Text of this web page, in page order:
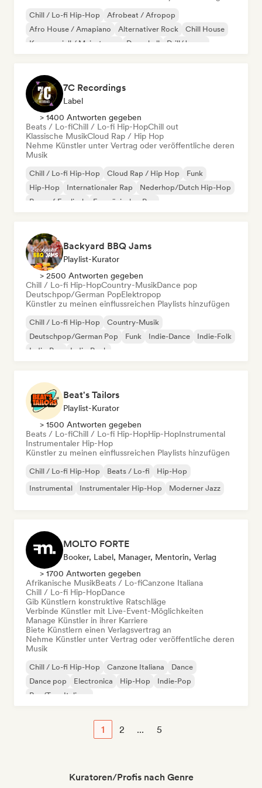
Chill / Lo-fi Hip-Hop
Afrobeat / Afropop
Afro House / Amapiano
Alternativer Rock
Chill House
Kommerziell / Mainstream
Dancehall Drill/Jersey
7C Recordings
Label
> 1400 Antworten gegeben
Beats / Lo-fiChill / Lo-fi Hip-HopChill out
Klassische MusikCloud Rap / Hip Hop
Nehme Künstler unter Vertrag oder veröffentliche deren
Musik
Chill / Lo-fi Hip-Hop Cloud Rap / Hip Hop
Funk
Hip-Hop
Internationaler Rap
Nederhop/Dutch Hip-Hop
Rap auf Englisch
Französischer Rap
Backyard BBQ Jams
Playlist-Kurator
> 2500 Antworten gegeben
Chill / Lo-fi Hip-HopCountry-MusikDance pop
Deutschpop/German PopElektropop
Künstler zu meinen einflussreichen Playlists hinzufügen
Chill / Lo-fi Hip-Hop
Country-Musik
Deutschpop/German Pop
Funk Indie-Dance
Indie-Folk
Indie-Pop
Indie-Rock
Beat's Tailors
Playlist-Kurator
> 1500 Antworten gegeben
Beats / Lo-fiChill / Lo-fi Hip-HopHip-HopInstrumental
Instrumentaler Hip-Hop
Künstler zu meinen einflussreichen Playlists hinzufügen
Chill / Lo-fi Hip-Hop Beats / Lo-fi
Hip-Hop
Instrumental
Instrumentaler Hip-Hop Moderner Jazz
MOLTO FORTE
Booker, Label, Manager, Mentorin, Verlag
> 1700 Antworten gegeben
Afrikanische MusikBeats / Lo-fiCanzone Italiana
Chill / Lo-fi Hip-HopDance
Gib Künstlern konstruktive Ratschläge
Verbinde Künstler mit Live-Event-Möglichkeiten
Manage Künstler in ihrer Karriere
Biete Künstlern einen Verlagsvertrag an
Nehme Künstler unter Vertrag oder veröffentliche deren
Musik
Chill / Lo-fi Hip-Hop Canzone Italiana
Dance
Dance pop
Electronica Hip-Hop
Indie-Pop
Rap/Trap Italiano
1 2 ... 5
Kuratoren/Profis nach Genre